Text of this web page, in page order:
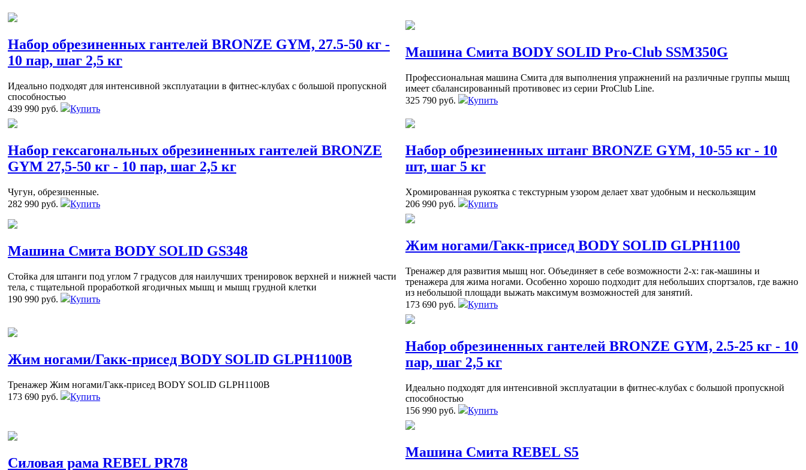
Набор обрезиненных гантелей BRONZE GYM, 27.5-50 кг -
10 пар, шаг 2,5 кг
Идеально подходят для интенсивной эксплуатации в фитнес-клубах с большой пропускной
способностью
439 990 руб.
Купить
Машина Смита BODY SOLID Pro-Club SSM350G
Профессиональная машина Смита для выполнения упражнений на различные группы мышц
имеет сбалансированный противовес из серии ProClub Line.
325 790 руб.
Купить
Набор гексагональных обрезиненных гантелей BRONZE
GYM 27,5-50 кг - 10 пар, шаг 2,5 кг
Чугун, обрезиненные.
282 990 руб.
Купить
Набор обрезиненных штанг BRONZE GYM, 10-55 кг - 10
шт, шаг 5 кг
Хромированная рукоятка с текстурным узором делает хват удобным и нескользящим
206 990 руб.
Купить
Машина Смита BODY SOLID GS348
Стойка для штанги под углом 7 градусов для наилучших тренировок верхней и нижней части
тела, с тщательной проработкой ягодичных мышц и мышц грудной клетки
190 990 руб.
Купить
Жим ногами/Гакк-присед BODY SOLID GLPH1100
Тренажер для развития мышц ног. Объединяет в себе возможности 2-х: гак-машины и
тренажера для жима ногами. Особенно хорошо подходит для небольших спортзалов, где важно
из небольшой площади выжать максимум возможностей для занятий.
173 690 руб.
Купить
Жим ногами/Гакк-присед BODY SOLID GLPH1100B
Тренажер Жим ногами/Гакк-присед BODY SOLID GLPH1100B
173 690 руб.
Купить
Набор обрезиненных гантелей BRONZE GYM, 2.5-25 кг - 10
пар, шаг 2,5 кг
Идеально подходят для интенсивной эксплуатации в фитнес-клубах с большой пропускной
способностью
156 990 руб.
Купить
Силовая рама REBEL PR78
Машина Смита REBEL S5